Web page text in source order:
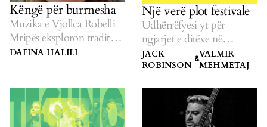
Këngë për burrnesha
Muzika e Vjollca Robelli
Mripës eksploron traditat
dhe trashëgiminë
DAFINA HALILI
Një verë plot festivale
Udhërrëfyesi yt për
ngjarjet e ditëve në
vazhdim në Kosovë.
JACK
ROBINSON &VALMIR
MEHMETAJ